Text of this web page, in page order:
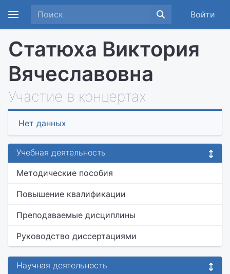
Войти
Статюха Виктория
Вячеславовна
Участие в концертах
Нет данных
Учебная деятельность
Методические пособия
Повышение квалификации
Преподаваемые дисциплины
Руководство диссертациями
Научная деятельность